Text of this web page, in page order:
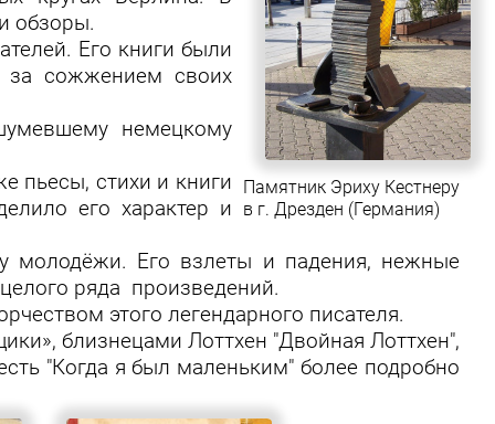
Памятник Эриху Кестнеру
в г. Дрезден (Германия)
обзоры.
Его книги были
за сожжением своих
немецкому
пьесы, стихи и книги
его характер и
молодёжи. Его взлеты и падения, нежные
ряда произведений.
этого легендарного писателя.
, близнецами Лоттхен "Двойная Лоттхен",
"Когда я был маленьким" более подробно